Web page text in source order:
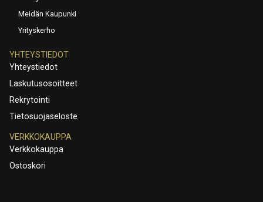
Meidän Kaupunki
Yrityskerho
YHTEYSTIEDOT
Yhteystiedot
Laskutusosoitteet
Rekrytointi
Tietosuojaseloste
VERKKOKAUPPA
Verkkokauppa
Ostoskori